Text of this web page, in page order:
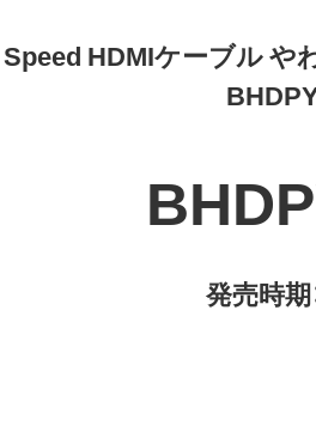
HDMIケーブル や
発売時期